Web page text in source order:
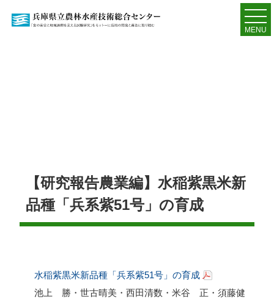
MENU
【研究報告農業編】水稲紫黒米新
品種「兵系紫51号」の育成
水稲紫黒米新品種「兵系紫51号」の育成
池上 勝・世古晴美・西田清数・米谷 正・須藤健